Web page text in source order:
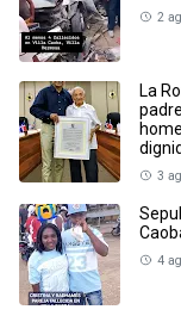
2
La
3
4